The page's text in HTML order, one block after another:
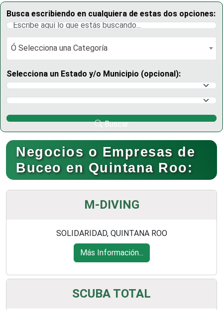
Busca escribiendo en cualquiera de estas dos opciones:
Ó Selecciona una Categoría
Ó Selecciona una Categoría
Selecciona un Estado y/o Municipio (opcional):
Selecciona un Estado
Selecciona un Municipio
Buscar
Negocios o Empresas de
Buceo en Quintana Roo:
M-DIVING
SOLIDARIDAD, QUINTANA ROO
Más Información...
SCUBA TOTAL